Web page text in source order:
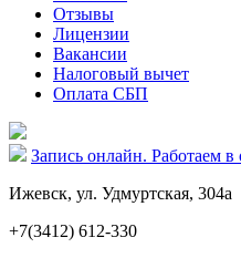
Отзывы
Лицензии
Вакансии
Налоговый вычет
Оплата СБП
Запись онлайн. Работаем
Ижевск, ул. Удмуртская, 304а
+7(3412) 612-330